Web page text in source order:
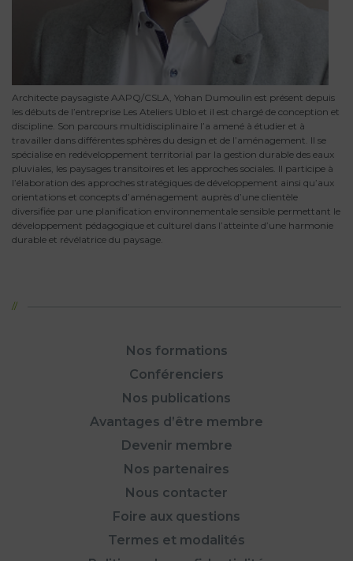
Architecte paysagiste AAPQ/CSLA, Yohan Dumoulin est présent depuis
les débuts de l’entreprise Les Ateliers Ublo et il est chargé de conception et
discipline. Son parcours multidisciplinaire l’a amené à étudier et à
travailler dans différentes sphères du design et de l’aménagement. Il se
spécialise en redéveloppement territorial par la gestion durable des eaux
pluviales, les paysages transitoires et les approches sociales. Il participe à
l’élaboration des approches stratégiques de développement ainsi qu’aux
orientations et concepts d’aménagement auprès d’une clientèle
diversifiée par une planification environnementale sensible permettant le
développement pédagogique et culturel dans l’atteinte d’une harmonie
durable et révélatrice du paysage.
Nos formations
Conférenciers
Nos publications
Avantages d’être membre
Devenir membre
Nos partenaires
Nous contacter
Foire aux questions
Termes et modalités